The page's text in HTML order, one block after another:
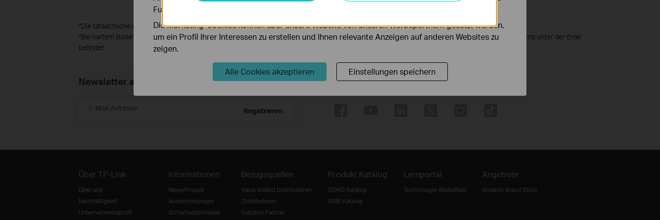
*Die tatsächliche Leistung kann je nach Umgebungsbedingungen variieren.
*Bei hartem Boden lockern Sie die Erde auf oder stecken Sie das Schild tiefer in den Boden. Achten Sie darauf, dass sich ein Drittel des Schildpfostens unter der Erde
befindet.
Newsletter abonnieren
E-Mail-Adresse Registrieren
Folge uns
Über TP-Link
Über uns
Nachhaltigkeit
Unternehmensprofil
Informationen
News/Presse
Auszeichnungen
Sicherheitshinweis
Bezugsquellen
Value Added Distributoren
Distributoren
Solution Partner
Produkt Katalog
SOHO Katalog
SMB Katalog
Lernportal
Technologie-Bibliothek
Angebote
Amazon Brand Store
Funktionsweise unserer Website zu verbessern und anzupassen.
Die Marketing-Cookies können über unsere Website von unseren Werbepartnern gesetzt werden,
um ein Profil Ihrer Interessen zu erstellen und Ihnen relevante Anzeigen auf anderen Websites zu
zeigen.
Alle Cookies akzeptieren Einstellungen speichern